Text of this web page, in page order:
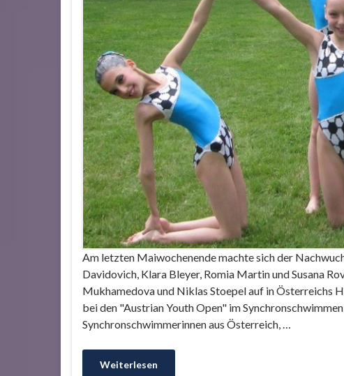
Am letzten Maiwochenende machte sich der
Davidovich, Klara Bleyer, Romia Martin und Susana
Mukhamedova und Niklas Stoepel auf in Österreichs
bei den "Austrian Youth Open" im
Synchronschwimmerinnen aus Österreich, …
Weiterlesen